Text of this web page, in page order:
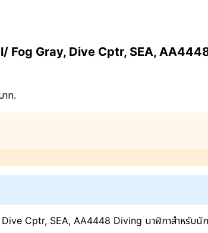
Gray, Dive Cptr, SEA,
ท.
Cptr, SEA, AA4448 Diving นาฬิกาสำหรับนั